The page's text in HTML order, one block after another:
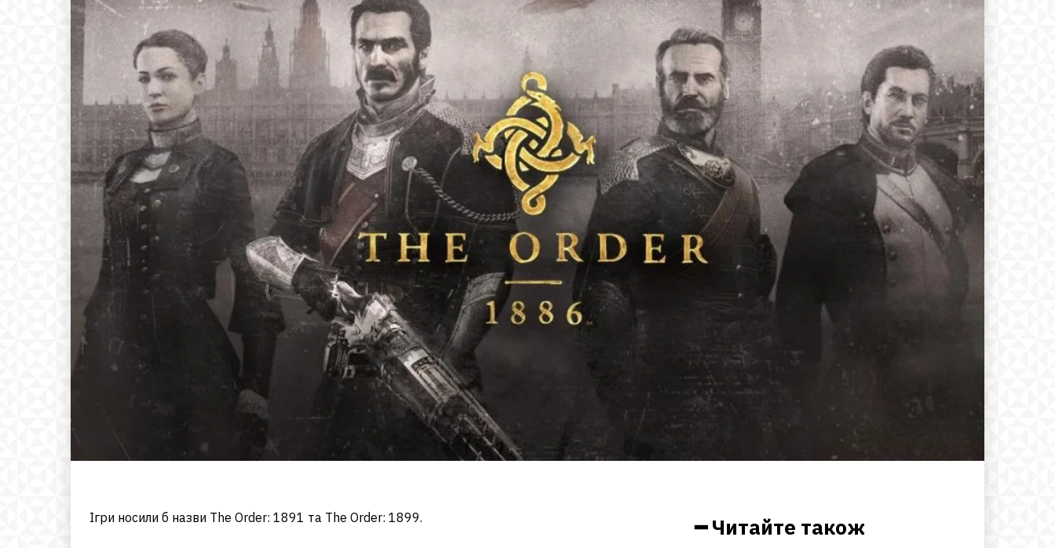
Ігри носили б назви The Order: 1891 та The Order: 1899. ━ Читайте також